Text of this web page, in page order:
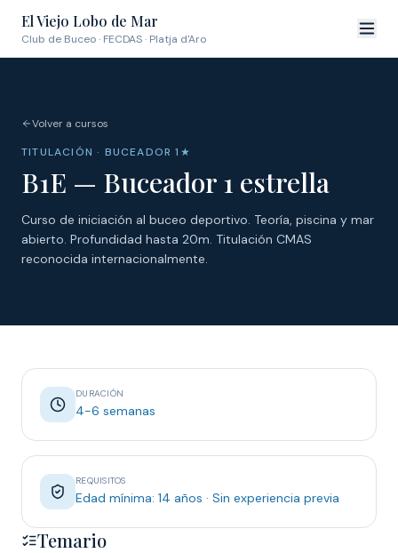
El Viejo Lobo de Mar
Club de Buceo · FECDAS · Platja d'Aro
Volver a cursos
TITULACIÓN · BUCEADOR 1★
B1E — Buceador 1 estrella
Curso de iniciación al buceo deportivo. Teoría, piscina y mar
abierto. Profundidad hasta 20m. Titulación CMAS
reconocida internacionalmente.
DURACIÓN
4-6 semanas
REQUISITOS
Edad mínima: 14 años · Sin experiencia previa
Temario